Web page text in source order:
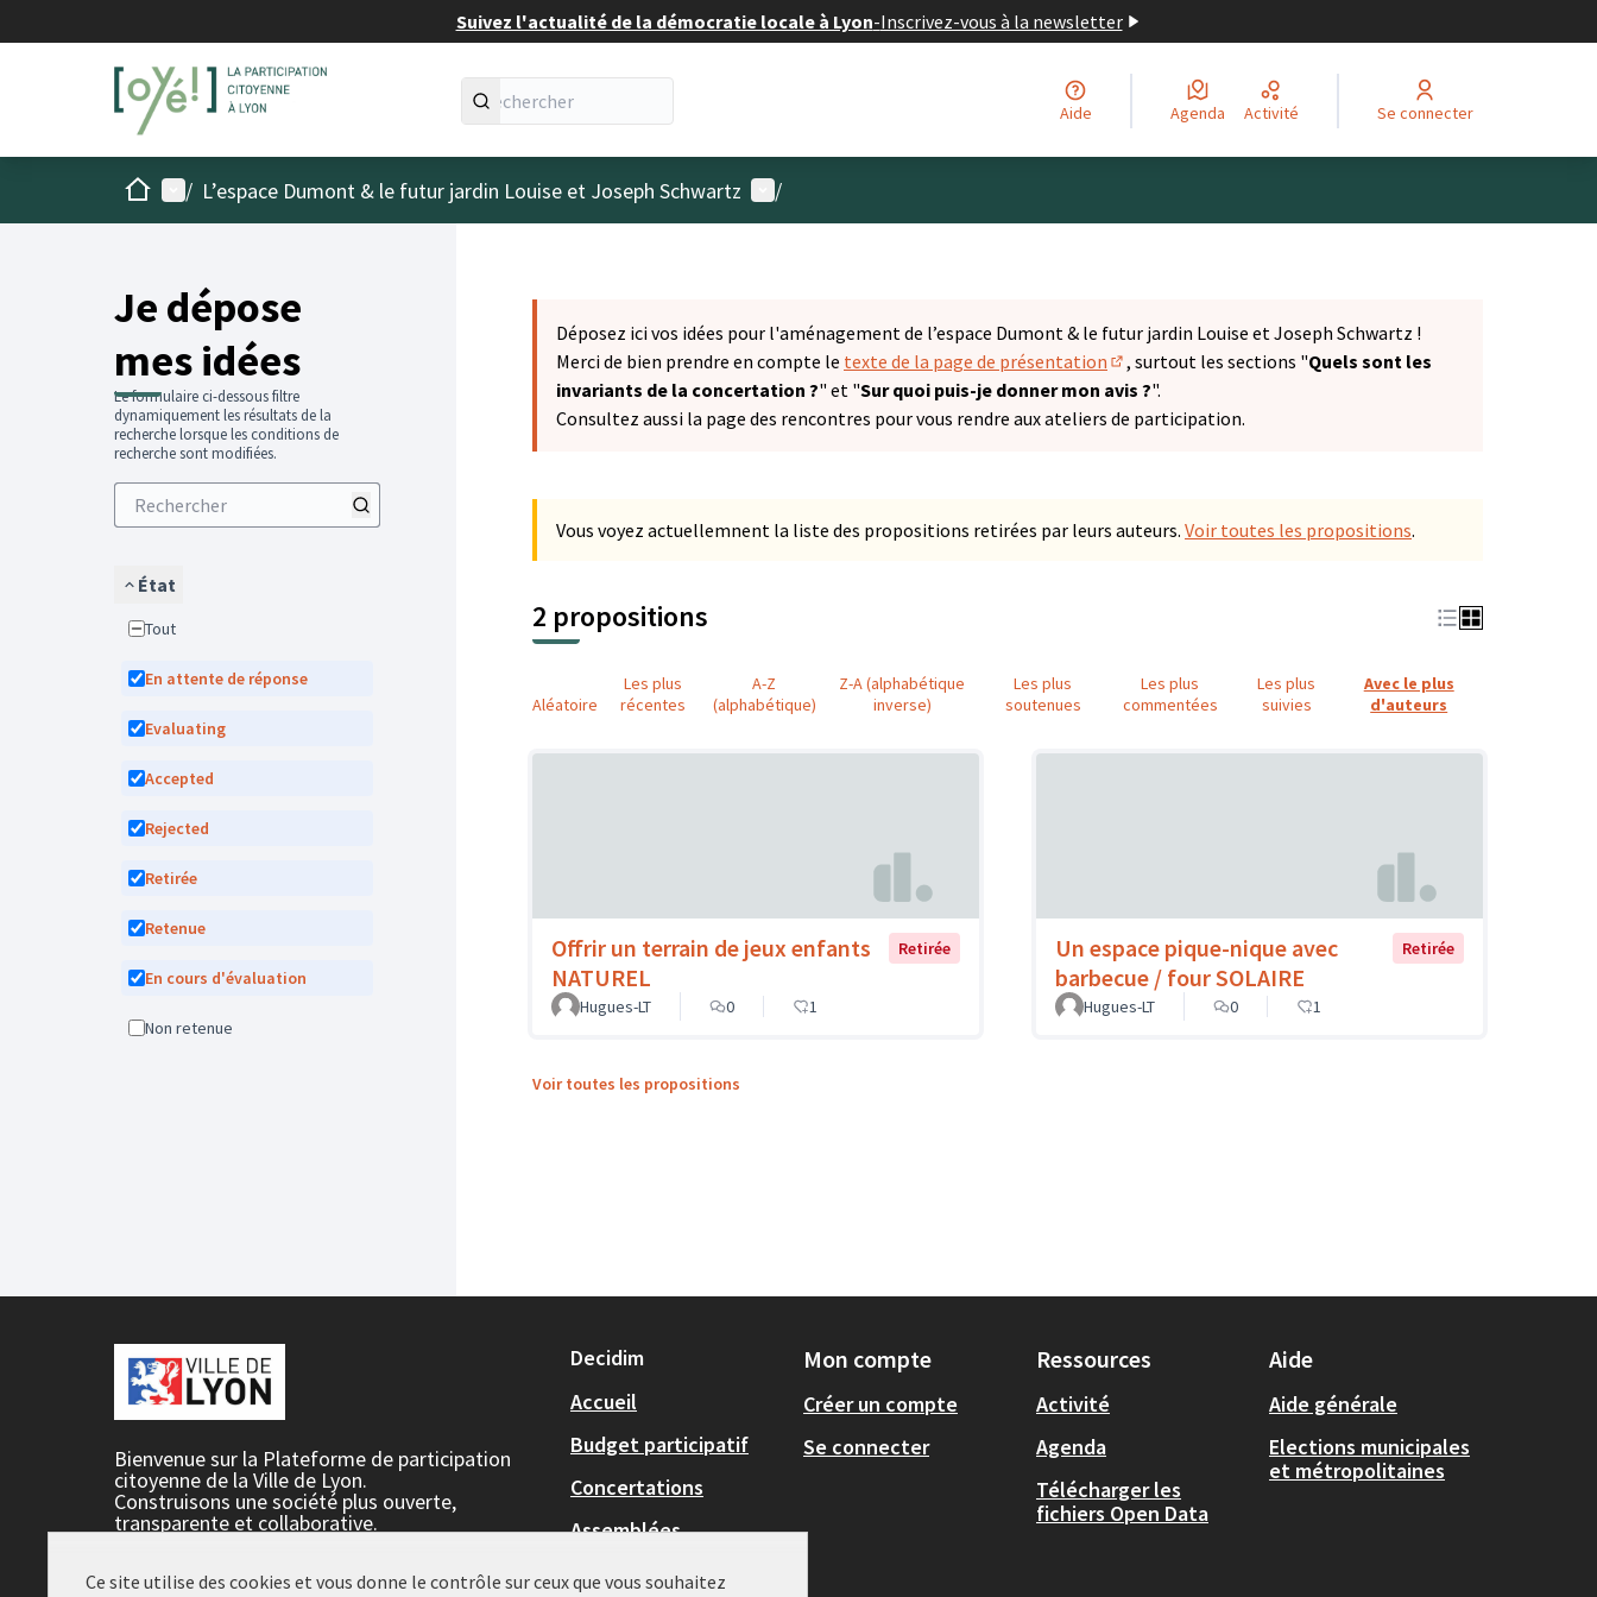
Suivez l'actualité de la démocratie locale à Lyon-Inscrivez-vous à la newsletter
Aide Agenda Activité Se connecter
AccueilMenu principal
/ L’espace Dumont & le futur jardin Louise et Joseph Schwartz Menu utilisateur
/
Je dépose
mes idées
Le formulaire ci-dessous filtre
dynamiquement les résultats de la
recherche lorsque les conditions de
recherche sont modifiées.
État
Tout
En attente de réponse
Evaluating
Accepted
Rejected
Retirée
Retenue
En cours d'évaluation
Non retenue
Déposez ici vos idées pour l'aménagement de l’espace Dumont & le futur jardin Louise et Joseph Schwartz !
Merci de bien prendre en compte le texte de la page de présentation
(S'ouvre dans un nouvel onglet)
, surtout les sections "Quels sont les
invariants de la concertation ?" et "Sur quoi puis-je donner mon avis ?".
Consultez aussi la page des rencontres pour vous rendre aux ateliers de participation.
Vous voyez actuellemnent la liste des propositions retirées par leurs auteurs. Voir toutes les propositions.
2 propositions
Aléatoire
Les plus
récentes
A-Z
(alphabétique)
Z-A (alphabétique
inverse)
Les plus
soutenues
Les plus
commentées
Les plus
suivies
Avec le plus
d'auteurs
Offrir un terrain de jeux enfants
NATUREL
Retirée
Hugues-LT 0 1
Un espace pique-nique avec
barbecue / four SOLAIRE
Retirée
Hugues-LT 0 1
Voir toutes les propositions
Bienvenue sur la Plateforme de participation
citoyenne de la Ville de Lyon.
Construisons une société plus ouverte,
transparente et collaborative.
Decidim
Accueil
Budget participatif
Concertations
Assemblées
Actualités
Mon compte
Créer un compte
Se connecter
Ressources
Activité
Agenda
Télécharger les
fichiers Open Data
Aide
Aide générale
Elections municipales
et métropolitaines
Ce site utilise des cookies et vous donne le contrôle sur ceux que vous souhaitez